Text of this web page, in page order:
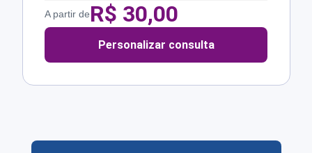
A partir deR$ 30,00
Personalizar consulta